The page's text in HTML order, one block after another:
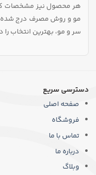
هر محصول نیز مشخصات
مو و روش مصرف درج شده
سر و مو، بهترین انتخاب را
دسترسی سریع
صفحه اصلی
فروشگاه
تماس با ما
درباره ما
وبلاگ